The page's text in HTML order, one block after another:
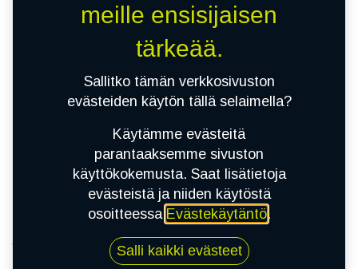
215/55R17 98W CONTINENTAL
meille ensisijaisen
tärkeää.
Sallitko tämän verkkosivuston
evästeiden käytön tällä selaimella?
Käytämme evästeitä
parantaaksemme sivuston
käyttökokemusta. Saat lisätietoja
evästeistä ja niiden käytöstä
osoitteessa Evästekäytäntö.
Salli kaikki evästeet